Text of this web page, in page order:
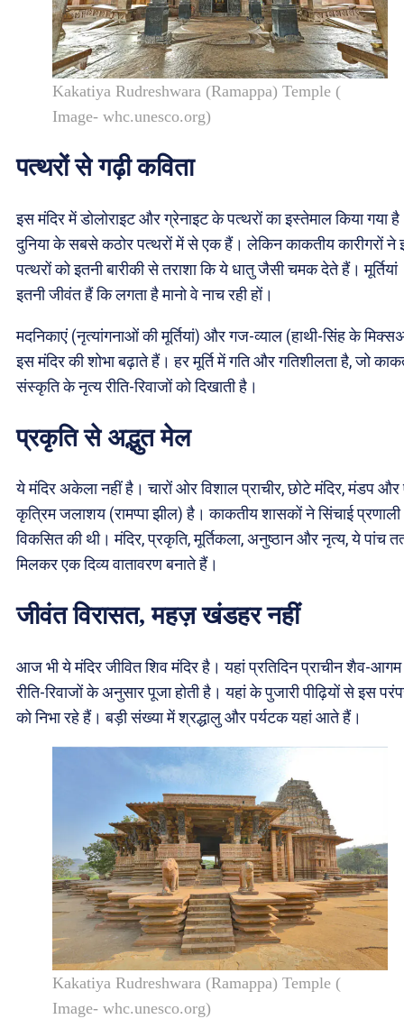
Kakatiya Rudreshwara (Ramappa) Temple (
Image- whc.unesco.org)
पत्थरों से गढ़ी कविता
इस मंदिर में डोलोराइट और ग्रेनाइट के पत्थरों का इस्तेमाल किया गया
दुनिया के सबसे कठोर पत्थरों में से एक हैं। लेकिन काकतीय कारीगरों ने
पत्थरों को इतनी बारीकी से तराशा कि ये धातु जैसी चमक देते हैं। मूर्तियां
इतनी जीवंत हैं कि लगता है मानो वे नाच रही हों।
मदनिकाएं (नृत्यांगनाओं की मूर्तियां) और गज-व्याल (हाथी-सिंह के
इस मंदिर की शोभा बढ़ाते हैं। हर मूर्ति में गति और गतिशीलता है, जो
संस्कृति के नृत्य रीति-रिवाजों को दिखाती है।
प्रकृति से अद्भुत मेल
ये मंदिर अकेला नहीं है। चारों ओर विशाल प्राचीर, छोटे मंदिर, मंडप
कृत्रिम जलाशय (रामप्पा झील) है। काकतीय शासकों ने सिंचाई प्रणाली
विकसित की थी। मंदिर, प्रकृति, मूर्तिकला, अनुष्ठान और नृत्य, ये पांच
मिलकर एक दिव्य वातावरण बनाते हैं।
जीवंत विरासत, महज़ खंडहर नहीं
आज भी ये मंदिर जीवित शिव मंदिर है। यहां प्रतिदिन प्राचीन शैव-आगम
रीति-रिवाजों के अनुसार पूजा होती है। यहां के पुजारी पीढ़ियों से इस
को निभा रहे हैं। बड़ी संख्या में श्रद्धालु और पर्यटक यहां आते हैं।
Kakatiya Rudreshwara (Ramappa) Temple (
Image- whc.unesco.org)